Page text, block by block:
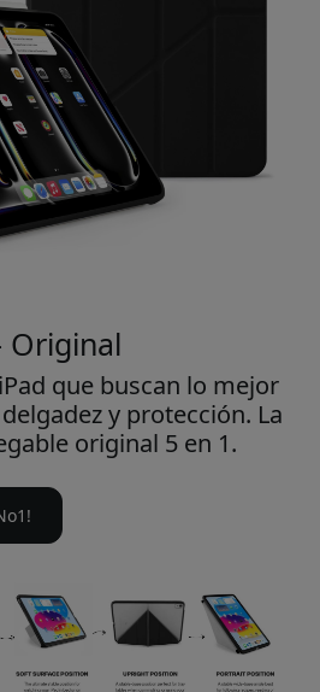
Original
que buscan lo mejor
y protección. La
original 5 en 1.